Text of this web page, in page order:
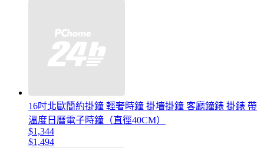
16吋北歐簡約掛鐘 輕奢時鐘 掛墻掛鐘 客廳鐘錶 掛錶 帶
溫度日曆電子時鐘（直徑40CM）
$1,344
$1,494